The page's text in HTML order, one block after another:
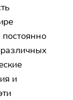
и